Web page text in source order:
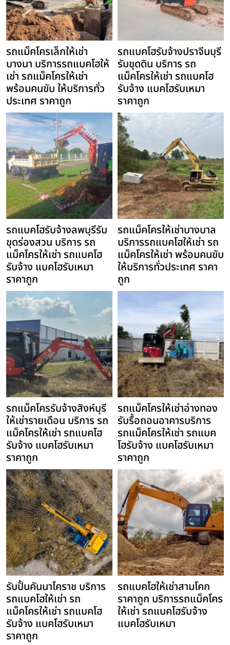
รถแม็คโครเล็กให้เช่า
บางนา บริการรถแบคโฮให้
เช่า รถแม็คโครให้เช่า
พร้อมคนขับ ให้บริการทั่ว
ประเทศ ราคาถูก
รถแบคโฮรับจ้างปราจีนบุรี
รับขุดดิน บริการ รถ
แม็คโครให้เช่า รถแบคโฮ
รับจ้าง แบคโฮรับเหมา
ราคาถูก
รถแบคโฮรับจ้างลพบุรีรับ
ขุดร่องสวน บริการ รถ
แม็คโครให้เช่า รถแบคโฮ
รับจ้าง แบคโฮรับเหมา
ราคาถูก
รถแม็คโครให้เช่าบางบาล
บริการรถแบคโฮให้เช่า รถ
แม็คโครให้เช่า พร้อมคนขับ
ให้บริการทั่วประเทศ ราคา
ถูก
รถแม็คโครรับจ้างสิงห์บุรี
ให้เช่ารายเดือน บริการ รถ
แม็คโครให้เช่า รถแบคโฮ
รับจ้าง แบคโฮรับเหมา
ราคาถูก
รถแม็คโครให้เช่าอ่างทอง
รับรื้อถอนอาคารบริการ
รถแม็คโครให้เช่า รถแบค
โฮรับจ้าง แบคโฮรับเหมา
ราคาถูก
รับปั้นคันนาโคราช บริการ
รถแบคโฮให้เช่า รถ
แม็คโครให้เช่า รถแบคโฮ
รับจ้าง แบคโฮรับเหมา
ราคาถูก
รถแบคโฮให้เช่าสามโคก
ราคาถูก บริการรถแม็คโคร
ให้เช่า รถแบคโฮรับจ้าง
แบคโฮรับเหมา